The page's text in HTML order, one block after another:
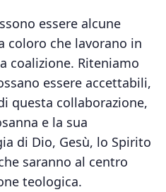
essere alcune
coloro che lavorano in
coalizione. Riteniamo
essere accettabili,
questa collaborazione,
e la sua
di Dio, Gesù, lo Spirito
saranno al centro
teologica.